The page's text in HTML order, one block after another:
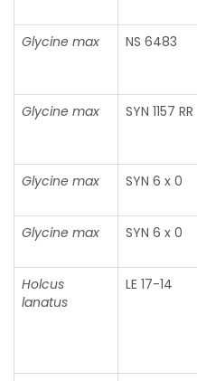
Glycine max NS 6483
Glycine max SYN 1157 RR
Glycine max SYN 6 x 0
Glycine max
SYN 6 x 0
Holcus
lanatus
LE 17-14